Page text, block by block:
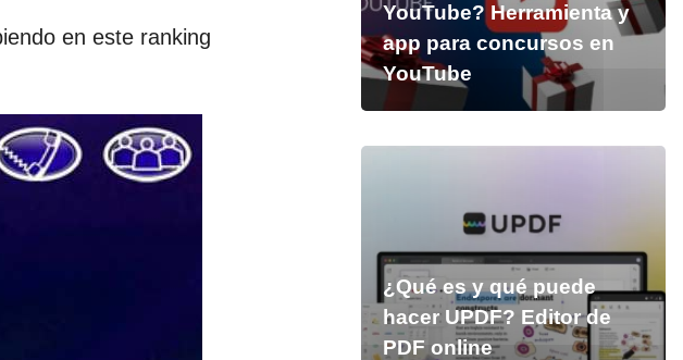
en este ranking
YouTube? Herramienta y
app para concursos en
YouTube
¿Qué es y qué puede
hacer UPDF? Editor de
PDF online